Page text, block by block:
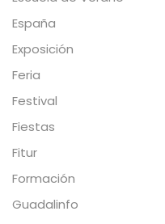
España
Exposición
Feria
Festival
Fiestas
Fitur
Formación
Guadalinfo